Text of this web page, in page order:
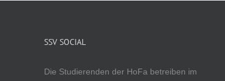
SSV SOCIAL
Die Studierenden der HoFa betreiben im